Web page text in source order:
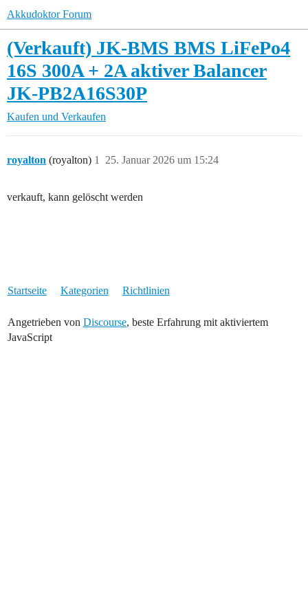
Akkudoktor Forum
(Verkauft) JK-BMS BMS LiFePo4
16S 300A + 2A aktiver Balancer
JK-PB2A16S30P
Kaufen und Verkaufen
royalton (royalton) 25. Januar 2026 um 15:24
1
verkauft, kann gelöscht werden
Startseite Kategorien Richtlinien
Angetrieben von Discourse, beste Erfahrung mit aktiviertem
JavaScript